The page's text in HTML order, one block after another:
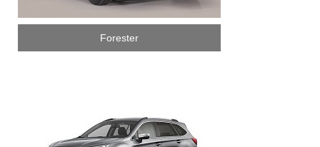
Forester